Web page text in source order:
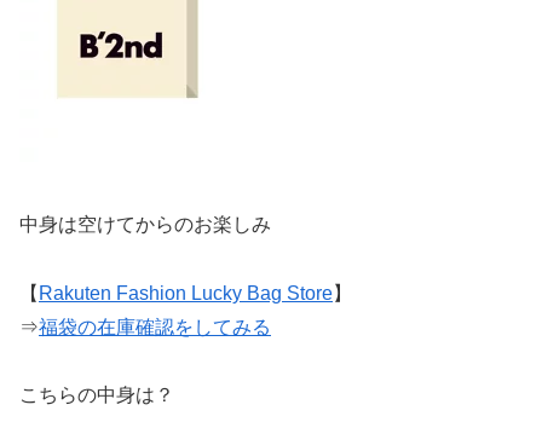
中身は空けてからのお楽しみ
【 Rakuten Fashion Lucky Bag Store】
⇒福袋の在庫確認をしてみる
こちらの中身は？